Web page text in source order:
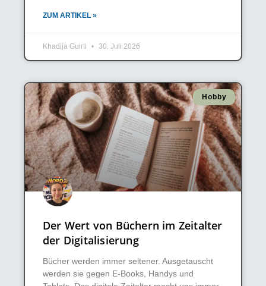
ZUM ARTIKEL »
Khadija Guirti 30. Juli 2026
Hobby
Der Wert von Büchern im Zeitalter
der Digitalisierung
Bücher werden immer seltener. Ausgetauscht
werden sie gegen E-Books, Handys und